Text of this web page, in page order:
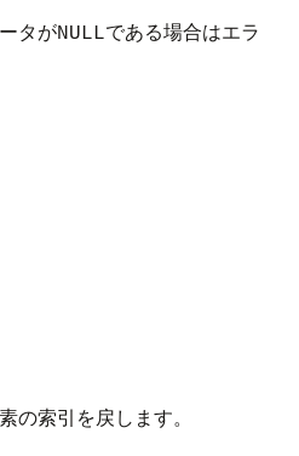
タがNULLである場合はエラ
の索引を戻します。